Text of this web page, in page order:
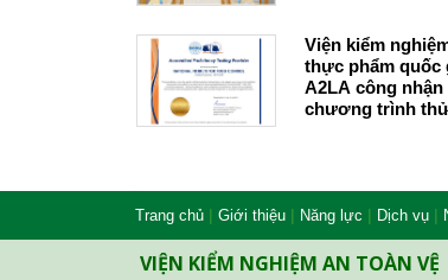
Viện kiểm
thực phẩm
A2LA công nhận
chương trình
Trang chủ | Giới thiệu | Năng lực | Dịch vụ |
VIỆN KIỂM NGHIỆM AN TOÀN VỆ